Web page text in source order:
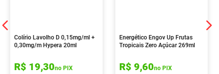
Colírio Lavolho D 0,15mg/ml +
0,30mg/m Hypera 20ml
R$ 19,30no PIX
Energético Engov Up Frutas
Tropicais Zero Açúcar 269ml
R$ 9,60no PIX